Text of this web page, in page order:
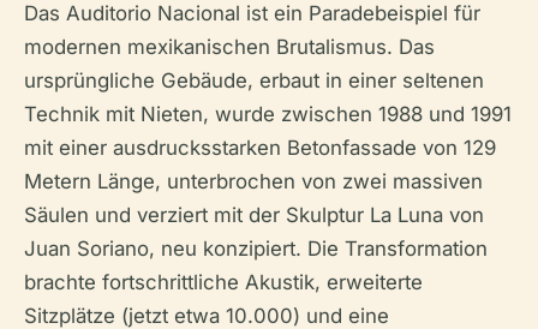
Das Auditorio Nacional ist ein Paradebeispiel für
modernen mexikanischen Brutalismus. Das
ursprüngliche Gebäude, erbaut in einer seltenen
Technik mit Nieten, wurde zwischen 1988 und 1991
mit einer ausdrucksstarken Betonfassade von 129
Metern Länge, unterbrochen von zwei massiven
Säulen und verziert mit der Skulptur La Luna von
Juan Soriano, neu konzipiert. Die Transformation
brachte fortschrittliche Akustik, erweiterte
Sitzplätze (jetzt etwa 10.000) und eine